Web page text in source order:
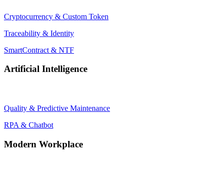
Cryptocurrency & Custom Token
Traceability & Identity
SmartContract & NTF
Artificial Intelligence
Quality & Predictive Maintenance
RPA & Chatbot
Modern Workplace